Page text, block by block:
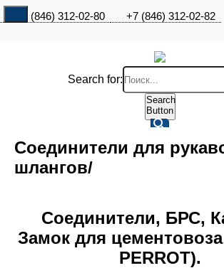
+7 (846) 312-02-80 +7 (846) 312-02-82
Search for:
Search
Button
Соединители для
шлангов/
Соединители, БРС,
Замок для
PERROT).